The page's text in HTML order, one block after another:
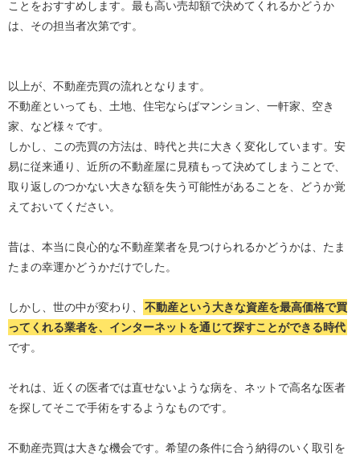
ことをおすすめします。最も高い売却額で決めてくれるかどうか
は、その担当者次第です。
以上が、不動産売買の流れとなります。
不動産といっても、土地、住宅ならばマンション、一軒家、空き
家、など様々です。
しかし、この売買の方法は、時代と共に大きく変化しています。安
易に従来通り、近所の不動産屋に見積もって決めてしまうことで、
取り返しのつかない大きな額を失う可能性があることを、どうか覚
えておいてください。
昔は、本当に良心的な不動産業者を見つけられるかどうかは、たま
たまの幸運かどうかだけでした。
しかし、世の中が変わり、
不動産という大きな資産を最高価格で買
ってくれる業者を、インターネットを通じて探すことができる時代
です。
それは、近くの医者では直せないような病を、ネットで高名な医者
を探してそこで手術をするようなものです。
不動産売買は大きな機会です。希望の条件に合う納得のいく取引を